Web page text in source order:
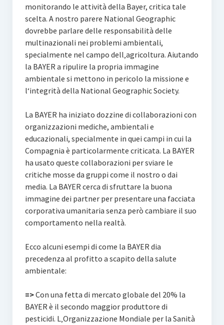
monitorando le attività della Bayer, critica tale
scelta. A nostro parere National Geographic
dovrebbe parlare delle responsabilità delle
multinazionali nei problemi ambientali,
specialmente nel campo dell‚agricoltura. Aiutando
la BAYER a ripulire la propria immagine
ambientale si mettono in pericolo la missione e
l‘integrità della National Geographic Society.
La BAYER ha iniziato dozzine di collaborazioni con
organizzazioni mediche, ambientali e
educazionali, specialmente in quei campi in cui la
Compagnia è particolarmente criticata. La BAYER
ha usato queste collaborazioni per sviare le
critiche mosse da gruppi come il nostro o dai
media. La BAYER cerca di sfruttare la buona
immagine dei partner per presentare una facciata
corporativa umanitaria senza però cambiare il suo
comportamento nella realtà.
Ecco alcuni esempi di come la BAYER dia
precedenza al profitto a scapito della salute
ambientale:
=>Con una fetta di mercato globale del 20% la
BAYER è il secondo maggior produttore di
pesticidi. L‚Organizzazione Mondiale per la Sanità